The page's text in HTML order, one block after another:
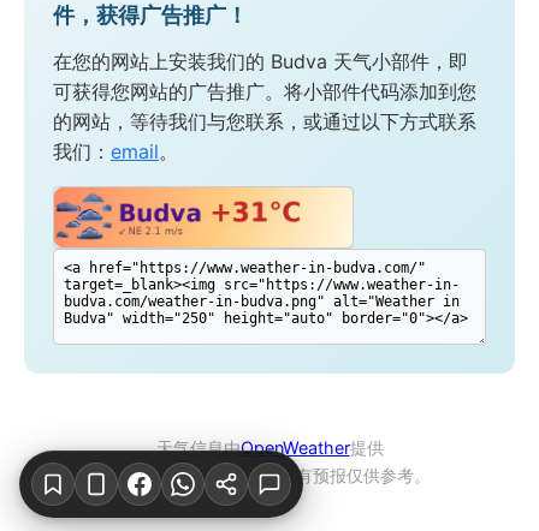
件，获得广告推广！
在您的网站上安装我们的 Budva 天气小部件，即
可获得您网站的广告推广。将小部件代码添加到您
的网站，等待我们与您联系，或通过以下方式联系
我们： email。
天气信息由OpenWeather提供
© 2026 Budva天气。所有预报仅供参考。